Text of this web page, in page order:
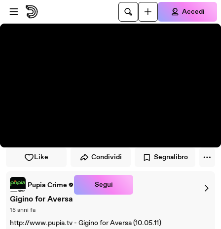
Vai al lettore
Passa al contenuto principale
Accedi
Like Condividi Segnalibro
Pupia Crime Segui
Gigino for Aversa
15 anni fa
http://www.pupia.tv - Gigino for Aversa (10.05.11)